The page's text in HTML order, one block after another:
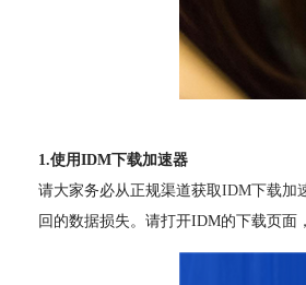
1.使用IDM下载加速器
请大家务必从正规渠道获取IDM下载加
回的数据损失。请打开IDM的下载页面